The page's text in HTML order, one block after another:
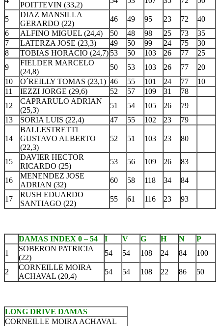
POITTEVIN (33,2)
5
DIAZ MANSILLA
GERARDO (22)
46 49 95 23 72
40
6
ALFINO MIGUEL (24,4) 50 48 98 25 73
35
7
LATERZA JOSE (23,3) 49 50 99 24 75
30
8
TOBIAS HORACIO (24,7) 53 50 103 26 77
25
9
FIELDER MARCELO
(24,8)
50 53 103 26 77
20
10
O´REILLY TOMAS (23,1) 46 55 101 24 77
10
11
IEZZI JORGE (29,6) 52 57 109 31
78
12
CAPRARULO ADRIAN
(25,3)
51 54 105 26
79
13
SORIA LUIS (22,4) 47 55 102 23 79
14
BALLESTRETTI
GUSTAVO ALBERTO
(22,3)
52 51 103 23 80
15
DAVIER HECTOR
RICARDO (25)
53 56 109 26 83
16
MENENDEZ JOSE
ADRIAN (32)
60 58 118 34 84
17
RUSH EDUARDO
SANTIAGO (22)
55 61 116 23 93
DAMAS INDEX 0 – 54 I V G H N
P
1
SOBERON PATRICIA
(22)
54 54 108 24 84 100
2
CORNEILLE MOIRA
ACHAVAL (20,4)
54 54 108 22 86 50
LONG DRIVE DAMAS
CORNEILLE MOIRA ACHAVAL